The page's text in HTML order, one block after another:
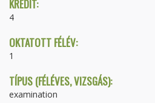
KREDIT:
4
OKTATOTT FÉLÉV:
1
TÍPUS (FÉLÉVES, VIZSGÁS):
examination